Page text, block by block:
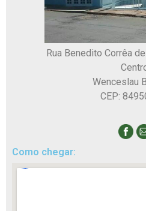
Rua Benedito Corrêa
Wenceslau
CEP:
Como chegar: